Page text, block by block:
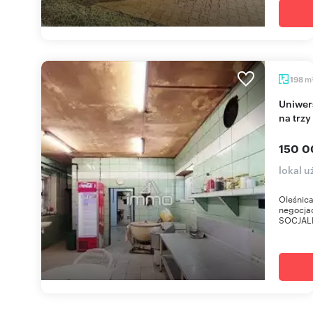
198 m
Uniwersalny lokal 198 m2 w Oleśnicy – potencjał
na
150
lokal